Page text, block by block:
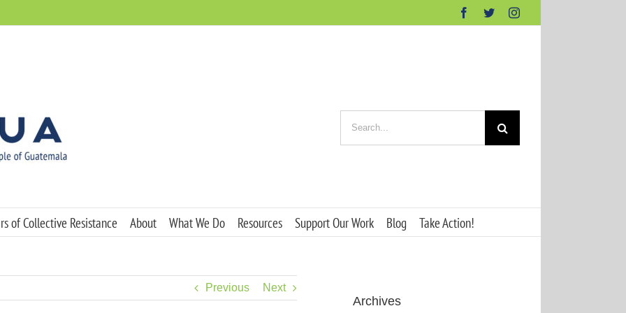
Facebook
TwitterInstagram
for:
of Collective Resistance About What We Do Resources Support Our Work Blog Take Action!
Previous Next
Archives